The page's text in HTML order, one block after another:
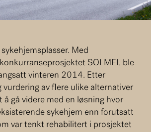
Med
SOLMEI, ble
vinteren 2014. Etter
vurdering av flere ulike alternativer
å gå videre med en løsning hvor
sykehjem enn forutsatt
var tenkt rehabilitert i prosjektet